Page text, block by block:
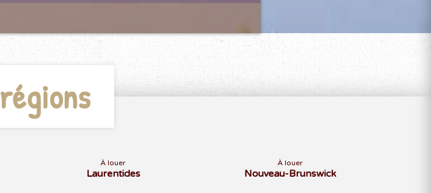
régions
À louer
Laurentides
À louer
Nouveau-Brunswick